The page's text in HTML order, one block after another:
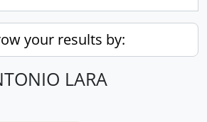
your results by:
LARA